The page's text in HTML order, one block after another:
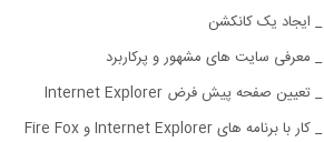
_ ایجاد یک کانکشن
_ معرفی سایت های مشهور و پرکاربرد
_ تعیین صفحه پیش فرض Internet Explorer
_ کار با برنامه های Internet Explorer و Fire Fox